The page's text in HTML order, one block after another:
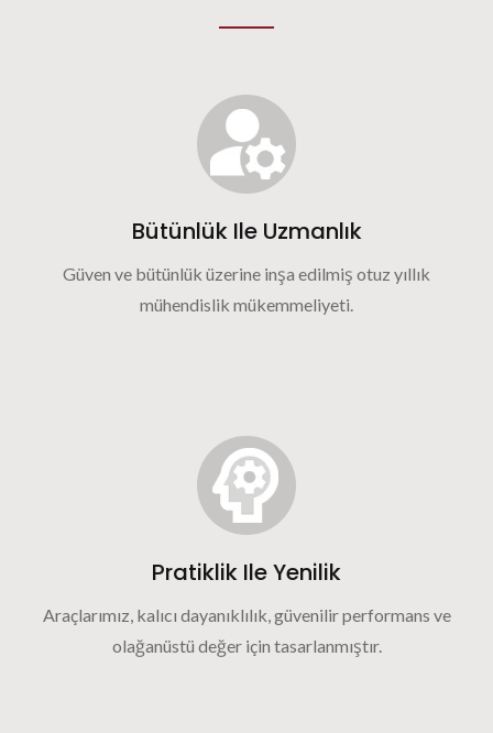
Bütünlük Ile Uzmanlık
Güven ve bütünlük üzerine inşa edilmiş otuz yıllık
mühendislik mükemmeliyeti.
Pratiklik Ile Yenilik
Araçlarımız, kalıcı dayanıklılık, güvenilir performans ve
olağanüstü değer için tasarlanmıştır.